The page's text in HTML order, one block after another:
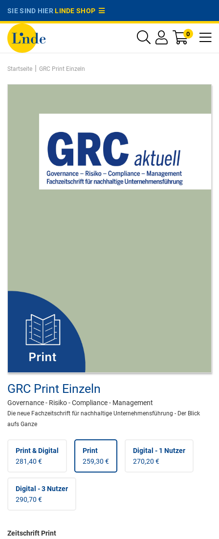
SIE SIND HIERLINDE SHOP
0
Startseite | GRC Print Einzeln
GRC Print Einzeln
Governance - Risiko - Compliance - Management
Die neue Fachzeitschrift für nachhaltige Unternehmensführung - Der Blick
aufs Ganze
Print & Digital
281,40 €
Print
259,30 €
Digital - 1 Nutzer
270,20 €
Digital - 3 Nutzer
290,70 €
Zeitschrift Print